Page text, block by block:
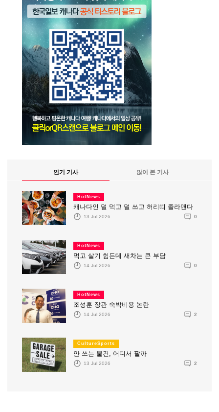
인기 기사 많이 본 기사
HotNews
캐나다인 덜 먹고 덜 쓰고 허리띠 졸라맨다
13 Jul 2026 0
HotNews
먹고 살기 힘든데 새차는 큰 부담
14 Jul 2026 0
HotNews
조성훈 장관 숙박비용 논란
14 Jul 2026 2
CultureSports
안 쓰는 물건, 어디서 팔까
13 Jul 2026 2